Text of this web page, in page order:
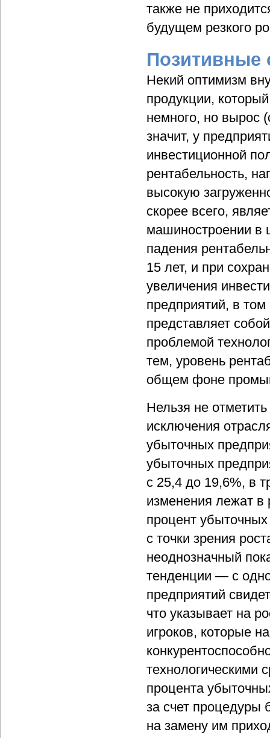
также не
будущем резкого
Позитивные
Некий оптимизм
продукции,
немного, но вырос
значит, у
инвестиционной
рентабельность,
высокую
скорее всего,
машиностроении в
падения
15 лет, и при
увеличения
предприятий, в
представляет
проблемой
тем, уровень
общем фоне
Нельзя не
исключения
убыточных
убыточных
с 25,4 до 19,6%, в
изменения лежат в
процент
с точки зрения
неоднозначный
тенденции — с
предприятий
что указывает на
игроков, которые
технологическими
процента
за счет процедуры
на замену им